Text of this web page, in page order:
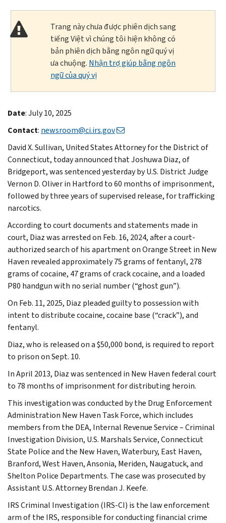
Trang này chưa được phiên dịch sang
tiếng Việt vì chúng tôi hiện không có
bản phiên dịch bằng ngôn ngữ quý vị
ưa chuộng. Nhận trợ giúp bằng ngôn
ngữ của quý vị
Date: July 10, 2025
Contact: newsroom@ci.irs.gov
David X. Sullivan, United States Attorney for the District of
Connecticut, today announced that Joshuwa Diaz, of
Bridgeport, was sentenced yesterday by U.S. District Judge
Vernon D. Oliver in Hartford to 60 months of imprisonment,
followed by three years of supervised release, for trafficking
narcotics.
According to court documents and statements made in
court, Diaz was arrested on Feb. 16, 2024, after a court-
authorized search of his apartment on Orange Street in New
Haven revealed approximately 75 grams of fentanyl, 278
grams of cocaine, 47 grams of crack cocaine, and a loaded
P80 handgun with no serial number (“ghost gun”).
On Feb. 11, 2025, Diaz pleaded guilty to possession with
intent to distribute cocaine, cocaine base (“crack”), and
fentanyl.
Diaz, who is released on a $50,000 bond, is required to report
to prison on Sept. 10.
In April 2013, Diaz was sentenced in New Haven federal court
to 78 months of imprisonment for distributing heroin.
This investigation was conducted by the Drug Enforcement
Administration New Haven Task Force, which includes
members from the DEA, Internal Revenue Service – Criminal
Investigation Division, U.S. Marshals Service, Connecticut
State Police and the New Haven, Waterbury, East Haven,
Branford, West Haven, Ansonia, Meriden, Naugatuck, and
Shelton Police Departments. The case was prosecuted by
Assistant U.S. Attorney Brendan J. Keefe.
IRS Criminal Investigation (IRS-CI) is the law enforcement
arm of the IRS, responsible for conducting financial crime